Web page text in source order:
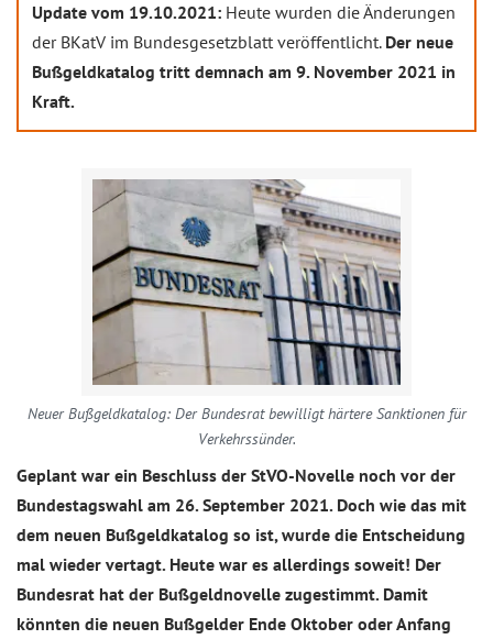
Update vom 19.10.2021: Heute wurden die Änderungen
der BKatV im Bundesgesetzblatt veröffentlicht. Der neue
Bußgeldkatalog tritt demnach am 9. November 2021 in
Kraft.
Neuer Bußgeldkatalog: Der Bundesrat bewilligt härtere Sanktionen für
Verkehrssünder.
Geplant war ein Beschluss der StVO-Novelle noch vor der
Bundestagswahl am 26. September 2021. Doch wie das mit
dem neuen Bußgeldkatalog so ist, wurde die Entscheidung
mal wieder vertagt. Heute war es allerdings soweit! Der
Bundesrat hat der Bußgeldnovelle zugestimmt. Damit
könnten die neuen Bußgelder Ende Oktober oder Anfang